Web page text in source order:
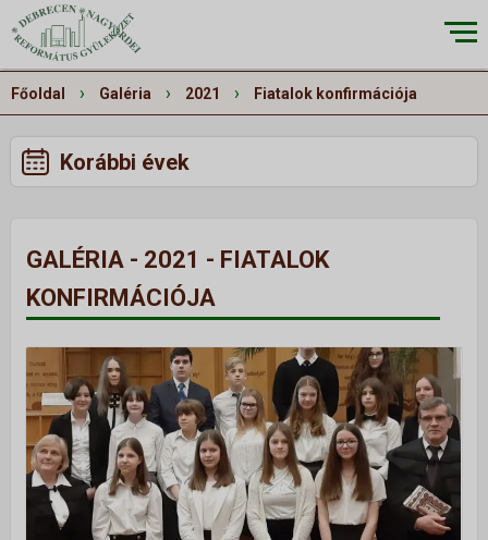
RÓLUNK▼
Történetünk
Épületeink
Munkatársaink
Galéria
Szivárvány
ALKALMAINK▼
Istentiszteletek
Főoldal › Galéria › 2021 › Fiatalok konfirmációja
GALÉRIA - 2021 - FIATALOK
KONFIRMÁCIÓJA
Korábbi évek